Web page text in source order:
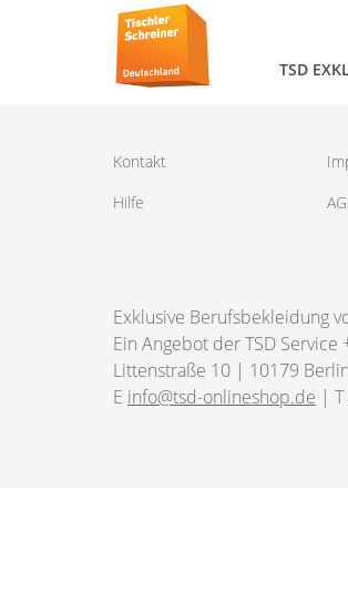
TSD
Kontakt
Hilfe
Exklusive Berufsbekleidung
Ein Angebot der TSD Service
Littenstraße 10 | 10179
E info@tsd-onlineshop.de | T